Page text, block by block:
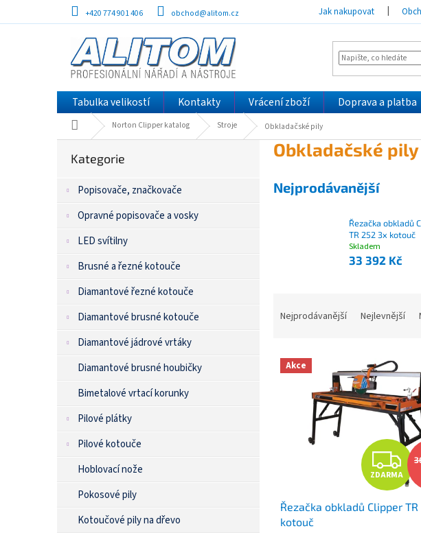
obsah
+420 774 901 406 obchod@alitom.cz Jak nakupovat
Tabulka velikostí Kontakty Vrácení zboží Doprava a platba
Domů Norton Clipper katalog Stroje Obkladačské pily
kategorie
Kategorie
Popisovače, značkovače
Opravné popisovače a vosky
LED svítilny
Brusné a řezné kotouče
Diamantové řezné kotouče
Diamantové brusné kotouče
Diamantové jádrové vrtáky
Diamantové brusné houbičky
Bimetalové vrtací korunky
Pilové plátky
Pilové kotouče
Hoblovací nože
Pokosové pily
Kotoučové pily na dřevo
Obkladačské pily
Nejprodávanější
Řezačka obkladů
TR 252 3x kotouč
Skladem
33 392 Kč
ŘNejprodávanější Nejlevnější
Akce
Z
D
A
ZDARMA
Řezačka obkladů Clipper
kotouč